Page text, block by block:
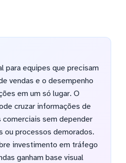
para equipes que precisam
vendas e o desempenho
em um só lugar. O
cruzar informações de
sem depender
ou processos demorados.
investimento em tráfego
ganham base visual